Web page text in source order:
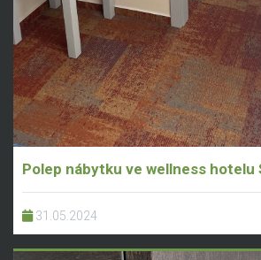
Polep nábytku ve wellness hotelu
31.05.2024